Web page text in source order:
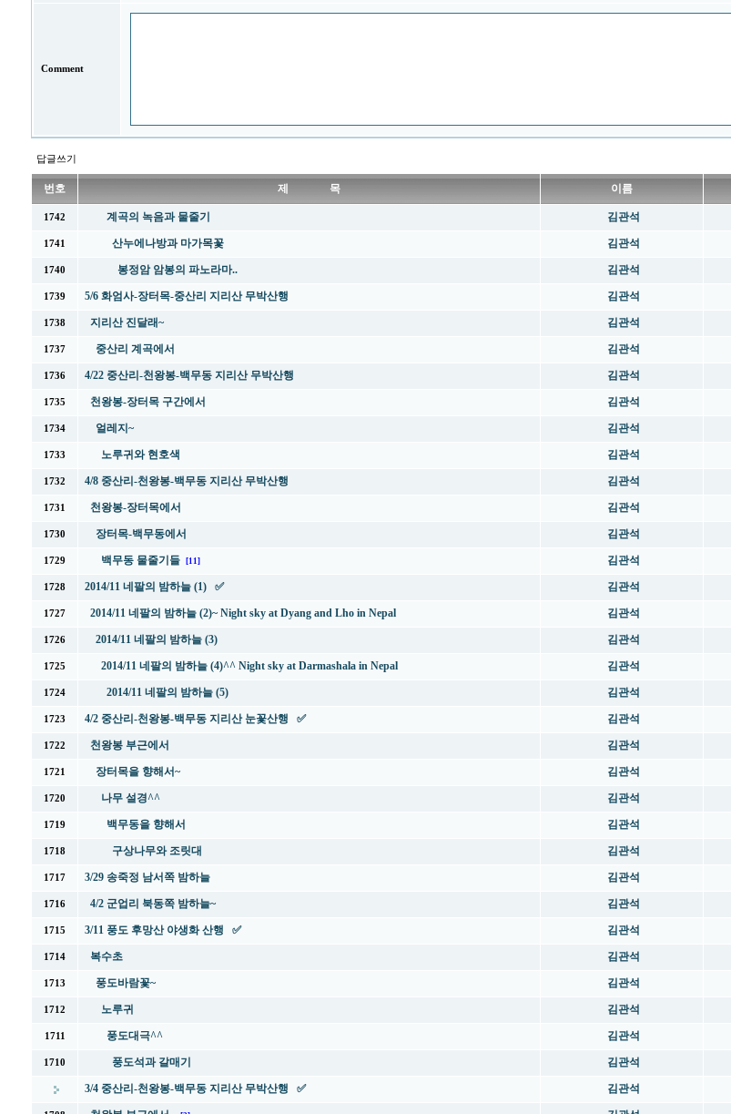
Comment
답글쓰기
번호 제 목 이름
1742 계곡의 녹음과 물줄기 김관석
1741 산누에나방과 마가목꽃 김관석
1740 봉정암 암봉의 파노라마.. 김관석
1739 5/6 화엄사-장터목-중산리 지리산 무박산행 김관석
1738 지리산 진달래~ 김관석
1737 중산리 계곡에서 김관석
1736 4/22 중산리-천왕봉-백무동 지리산 무박산행 김관석
1735 천왕봉-장터목 구간에서 김관석
1734 얼레지~ 김관석
1733 노루귀와 현호색 김관석
1732 4/8 중산리-천왕봉-백무동 지리산 무박산행 김관석
1731 천왕봉-장터목에서 김관석
1730 장터목-백무동에서 김관석
1729 백무동 물줄기들 [11] 김관석
1728 2014/11 네팔의 밤하늘 (1) ✅ 김관석
1727 2014/11 네팔의 밤하늘 (2)~ Night sky at Dyang and Lho in Nepal 김관석
1726 2014/11 네팔의 밤하늘 (3) 김관석
1725 2014/11 네팔의 밤하늘 (4)^^ Night sky at Darmashala in Nepal 김관석
1724 2014/11 네팔의 밤하늘 (5) 김관석
1723 4/2 중산리-천왕봉-백무동 지리산 눈꽃산행 ✅ 김관석
1722 천왕봉 부근에서 김관석
1721 장터목을 향해서~ 김관석
1720 나무 설경^^ 김관석
1719 백무동을 향해서 김관석
1718 구상나무와 조릿대 김관석
1717 3/29 송죽정 남서쪽 밤하늘 김관석
1716 4/2 군업리 북동쪽 밤하늘~ 김관석
1715 3/11 풍도 후망산 야생화 산행 ✅ 김관석
1714 복수초 김관석
1713 풍도바람꽃~ 김관석
1712 노루귀 김관석
1711 풍도대극^^ 김관석
1710 풍도석과 갈매기 김관석
3/4 중산리-천왕봉-백무동 지리산 무박산행 ✅ 김관석